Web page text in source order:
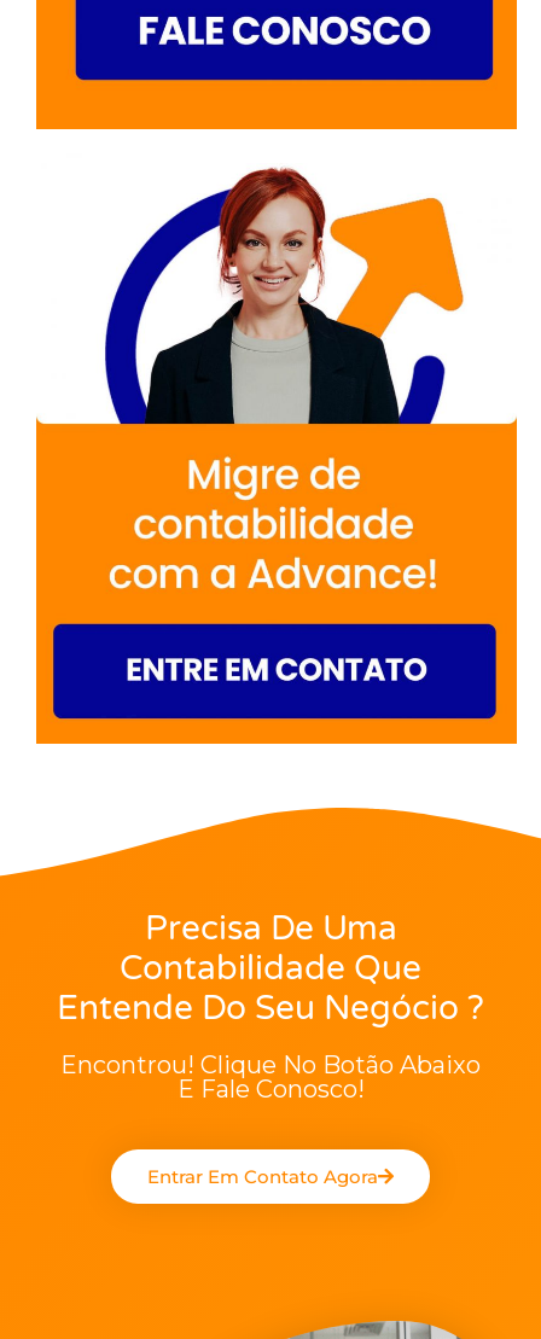
Precisa De Uma
Contabilidade Que
Entende Do Seu Negócio ?
Encontrou! Clique No Botão Abaixo
E Fale Conosco!
Entrar Em Contato Agora